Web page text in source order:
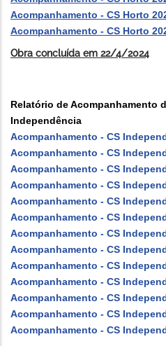
Acompanhamento - CS Horto
Acompanhamento - CS Horto
Obra concluída em 22/4/2024
Relatório de Acompanhamento
Independência
Acompanhamento - CS
Acompanhamento - CS
Acompanhamento - CS
Acompanhamento - CS
Acompanhamento - CS
Acompanhamento - CS
Acompanhamento - CS
Acompanhamento - CS
Acompanhamento - CS
Acompanhamento - CS
Acompanhamento - CS
Acompanhamento - CS
Acompanhamento - CS